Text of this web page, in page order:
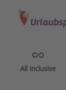
All Inclusive
All Inclusive
Flüge
Hotel